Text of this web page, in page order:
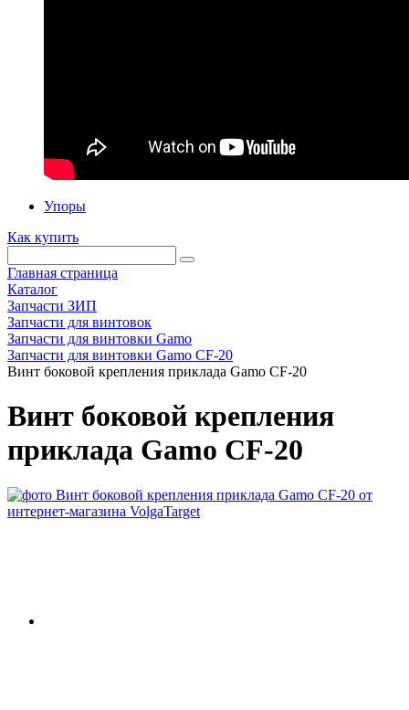
Упоры
Как купить
Главная страница
Каталог
Запчасти ЗИП
Запчасти для винтовок
Запчасти для винтовки Gamo
Запчасти для винтовки Gamo CF-20
Винт боковой крепления приклада Gamo CF-20
Винт боковой крепления
приклада Gamo CF-20